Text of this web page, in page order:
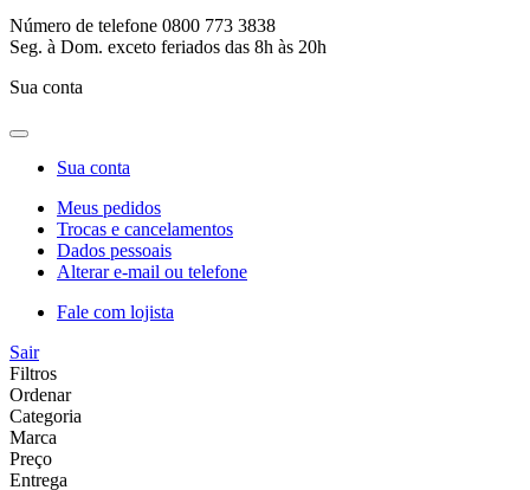
Número de telefone 0800 773 3838
Seg. à Dom. exceto feriados das 8h às 20h
Sua conta
Sua conta
Meus pedidos
Trocas e cancelamentos
Dados pessoais
Alterar e-mail ou telefone
Fale com lojista
Sair
Filtros
Ordenar
Categoria
Marca
Preço
Entrega